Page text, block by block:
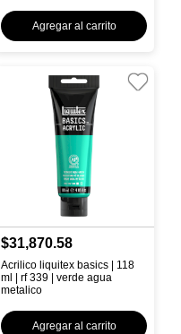
Agregar al carrito
$31,870.58
Acrilico liquitex basics | 118
ml | rf 339 | verde agua
metalico
Agregar al carrito